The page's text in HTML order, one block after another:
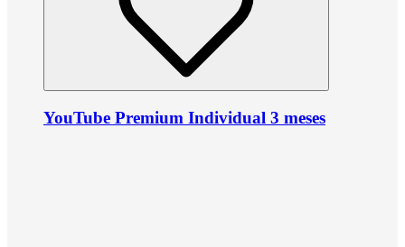
YouTube Premium Individual 3 meses